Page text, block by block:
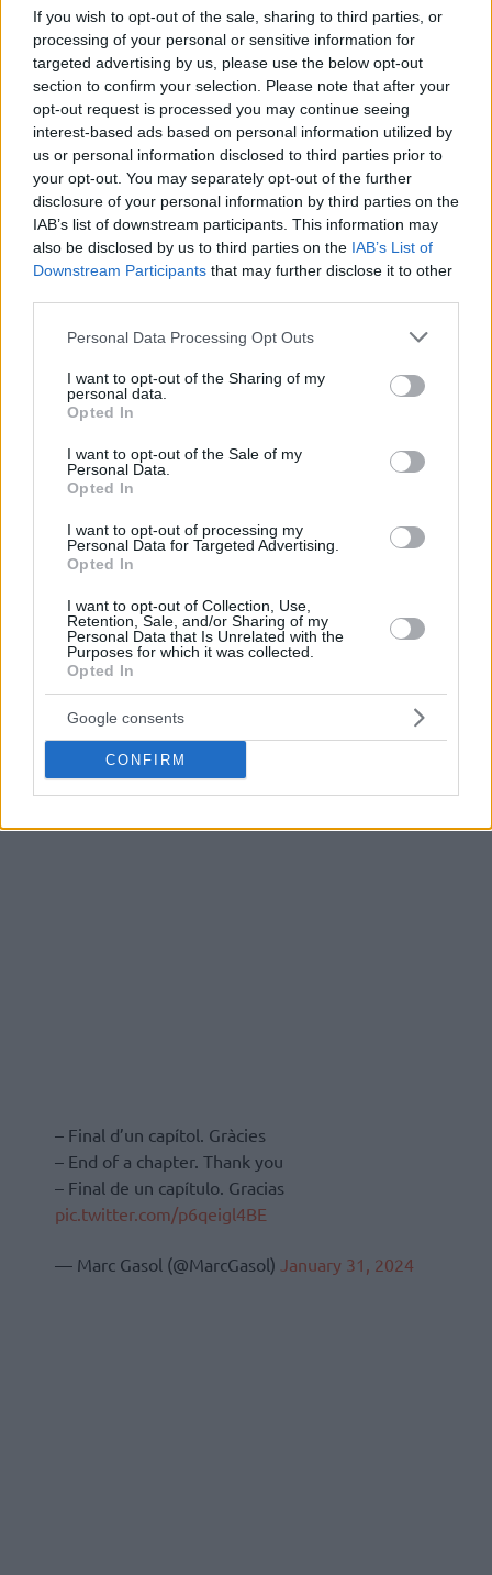
If you wish to opt-out of the sale, sharing to third parties, or
processing of your personal or sensitive information for
targeted advertising by us, please use the below opt-out
section to confirm your selection. Please note that after your
opt-out request is processed you may continue seeing
interest-based ads based on personal information utilized by
us or personal information disclosed to third parties prior to
your opt-out. You may separately opt-out of the further
disclosure of your personal information by third parties on the
IAB’s list of downstream participants. This information may
also be disclosed by us to third parties on the IAB’s List of
Downstream Participants that may further disclose it to other
Please note that this website/app uses one or more Google
not limited to your visit or usage behaviour. You may click to
grant or deny consent to Google and its third-party tags to
use your data for below specified purposes in below Google
consent section.
Personal Data Processing Opt Outs
I want to opt-out of the Sharing of my
personal data.
Opted In
I want to opt-out of the Sale of my
Personal Data.
Opted In
I want to opt-out of processing my
Personal Data for Targeted Advertising.
Opted In
I want to opt-out of Collection, Use,
Retention, Sale, and/or Sharing of my
Personal Data that Is Unrelated with the
Purposes for which it was collected.
Opted In
Google consents
CONFIRM
Inmediatamente se trasladó a Memphis, donde estuvo
desde 2008 hasta 2019, y donde, además, se espera que le
retiren el número 33, según informó Shams Charania.
El center español también ganó un anillo con losToronto
Raptors en 2019 junto al entrenador del equipo nacional,
Sergio Scariolo, con quien levantó también dos Copas del
Mundo (2006 y 2019) y dos EuroBasket (2009 y 2011).
También obtuvo medallas de plata en los Juegos Olímpicos
las medallas de bronce en el EuroBasket 2013 y 2017.
– Final d’un capítol. Gràcies
– End of a chapter. Thank you
– Final de un capítulo. Gracias
pic.twitter.com/p6qeigl4BE
— Marc Gasol (@MarcGasol) January 31, 2024